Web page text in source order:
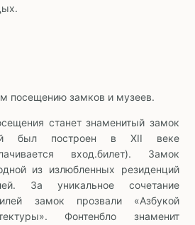
посещению замков и музеев.
станет знаменитый замок
был построен в XII веке
вход.билет). Замок
из излюбленных резиденций
За уникальное сочетание
замок прозвали «Азбукой
Фонтенбло знаменит